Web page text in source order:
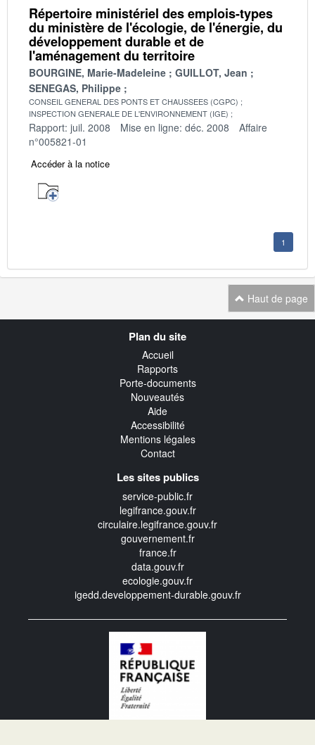
Répertoire ministériel des emplois-types
du ministère de l'écologie, de l'énergie, du
développement durable et de
l'aménagement du territoire
BOURGINE, Marie-Madeleine
GUILLOT, Jean
SENEGAS, Philippe
CONSEIL GENERAL DES PONTS ET CHAUSSEES (CGPC)
INSPECTION GENERALE DE L'ENVIRONNEMENT (IGE)
Rapport: juil. 2008 Mise en ligne: déc. 2008
Affaire
n°005821-01
Accéder à la notice
1
Haut de page
Plan du site
Accueil
Rapports
Porte-documents
Nouveautés
Aide
Accessibilité
Mentions légales
Contact
Les sites publics
service-public.fr
legifrance.gouv.fr
circulaire.legifrance.gouv.fr
gouvernement.fr
france.fr
data.gouv.fr
ecologie.gouv.fr
igedd.developpement-durable.gouv.fr